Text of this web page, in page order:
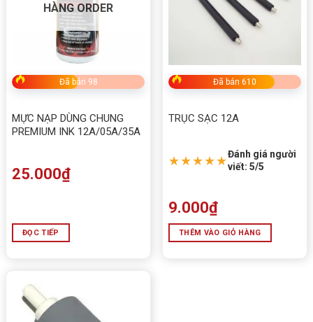
HÀNG ORDER
Đã bán 98
MỰC NẠP DÙNG CHUNG
PREMIUM INK 12A/05A/35A
25.000₫
ĐỌC TIẾP
Đã bán 610
TRỤC SẠC 12A
★★★★★Đánh giá người
viết: 5/5
9.000₫
THÊM VÀO GIỎ HÀNG